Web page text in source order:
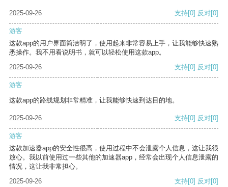
2025-09-26 支持[0] 反对[0]
游客
这款app的用户界面简洁明了，使用起来非常容易上手，让我能够快速熟
悉操作。我不用看说明书，就可以轻松使用这款app。
2025-09-26
支持[0] 反对[0]
游客
这款app的路线规划非常精准，让我能够快速到达目的地。
2025-09-26 支持[0] 反对[0]
游客
这款加速器app的安全性很高，使用过程中不会泄露个人信息，这让我很
放心。我以前使用过一些其他的加速器app，经常会出现个人信息泄露的
情况，这让我非常担心。
2025-09-26
支持[0] 反对[0]